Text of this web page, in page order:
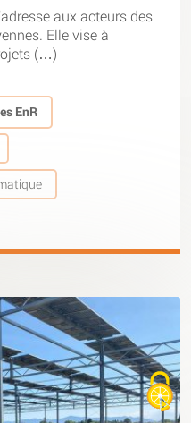
aux acteurs des
Elle vise à
(…)
EnR